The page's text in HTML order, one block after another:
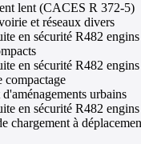
lent (CACES R 372-5)
et réseaux divers
en sécurité R482
en sécurité R482
compactage
urbains
en sécurité R482
chargement à